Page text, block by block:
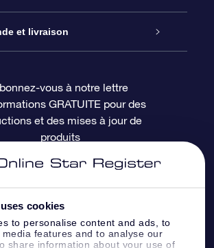
cookies
to personalise content and ads, to
features and to analyse our
share information about your use of
fréquemment posées
OSR
OSR
étoiles
personnalisée
vers les étoiles
et livraison
de paiement
d’expédition
retour
vous à notre lettre
GRATUITE pour des
et des mises à jour de
produits